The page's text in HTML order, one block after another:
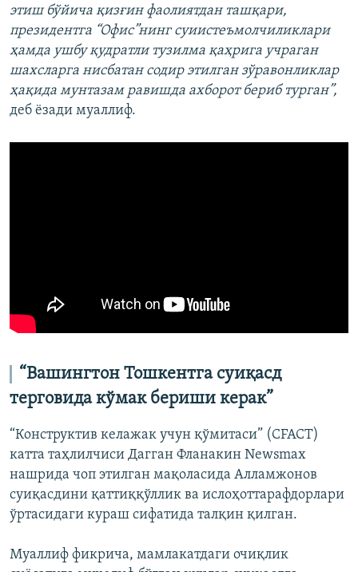
этиш бўйича қизғин фаолиятдан ташқари,
президентга “Офис”нинг суиистеъмолчиликлари
ҳамда ушбу қудратли тузилма қаҳрига учраган
шахсларга нисбатан содир этилган зўравонликлар
ҳақида мунтазам равишда ахборот бериб турган”,
деб ёзади муаллиф.
“Вашингтон Тошкентга суиқасд
терговида кўмак бериши керак”
“Конструктив келажак учун қўмитаси” (CFACT)
катта таҳлилчиси Дагган Фланакин Newsmax
нашрида чоп этилган мақоласида Алламжонов
суиқасдини қаттиққўллик ва ислоҳоттарафдорлари
ўртасидаги кураш сифатида талқин қилган.
Муаллиф фикрича, мамлакатдаги очиқлик